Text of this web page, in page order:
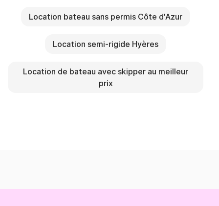
Location bateau sans permis Côte d'Azur
Location semi-rigide Hyères
Location de bateau avec skipper au meilleur
prix